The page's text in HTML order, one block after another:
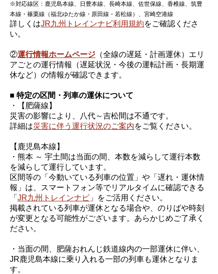
※対応線区：鹿児島本線、日豊本線、長崎本線、佐世保線、香椎線、筑豊
本線・篠栗線（福北ゆたか線・原田線・若松線）、宮崎空港線
詳しくはJR九州トレインナビ利用規約をご確認くださ
い。
②運行情報ホームページ （全線の遅延・計画運休）エリ
アごとの運行情報（遅延状況・今後の運転計画・長期運
休など）の情報が確認できます。
■ 特定の区間・列車の運休について
・【肥薩線】
災害の影響により、八代～吉松間は不通です。
詳細は災害に伴う運行状況のご案内をご覧ください。
【鹿児島本線】
・熊本 ～ 宇土間は当面の間、本数を減らして運行本数
を減らして運行しています。
区間等の「今動いている列車の位置」や「遅れ・運休情
報」は、スマートフォン等でリアルタイムに確認できる
「JR九州トレインナビ 」をご活用ください。
掲載されている列車が運休となる場合や、のりばや時刻
が変更となる可能性がございます。あらかじめご了承く
ださい。
・当面の間、肥薩おれんじ鉄道線内の一部運休に伴い、
JR鹿児島本線に乗り入れる一部の列車も運休となりま
す。